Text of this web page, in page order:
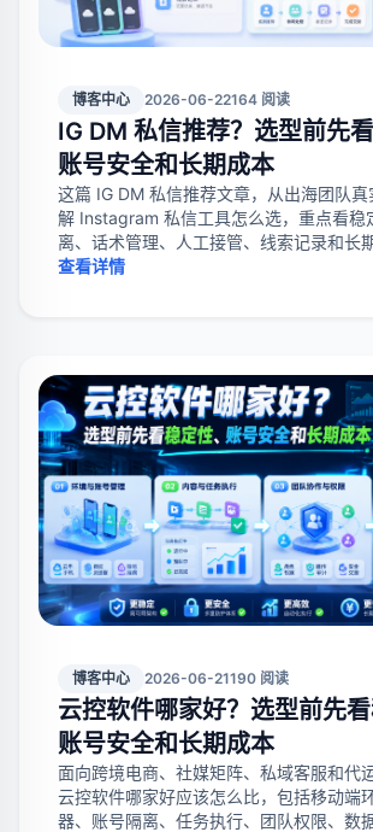
博客中心 2026-06-22164 阅读
IG DM 私信推荐？选型前先看
账号安全和长期成本
这篇 IG DM 私信推荐文章，从出海团队
解 Instagram 私信工具怎么选，重点看稳
离、话术管理、人工接管、线索记录和长
查看详情
博客中心 2026-06-21190 阅读
云控软件哪家好？选型前先看
账号安全和长期成本
面向跨境电商、社媒矩阵、私域客服和代
云控软件哪家好应该怎么比，包括移动端
器、账号隔离、任务执行、团队权限、数